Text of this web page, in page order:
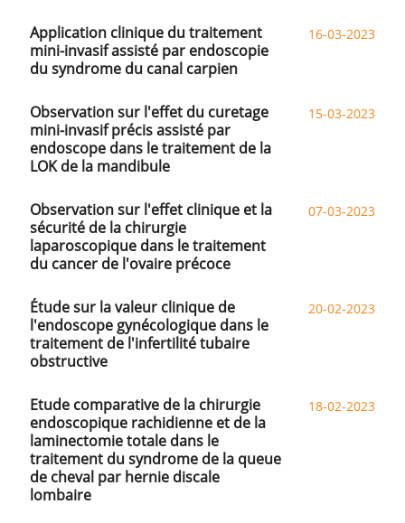
16-03-2023
Application clinique du traitement
mini-invasif assisté par endoscopie
du syndrome du canal carpien
15-03-2023
Observation sur l'effet du curetage
mini-invasif précis assisté par
endoscope dans le traitement de la
LOK de la mandibule
07-03-2023
Observation sur l'effet clinique et la
sécurité de la chirurgie
laparoscopique dans le traitement
du cancer de l'ovaire précoce
20-02-2023
Étude sur la valeur clinique de
l'endoscope gynécologique dans le
traitement de l'infertilité tubaire
obstructive
18-02-2023
Etude comparative de la chirurgie
endoscopique rachidienne et de la
laminectomie totale dans le
traitement du syndrome de la queue
de cheval par hernie discale
lombaire